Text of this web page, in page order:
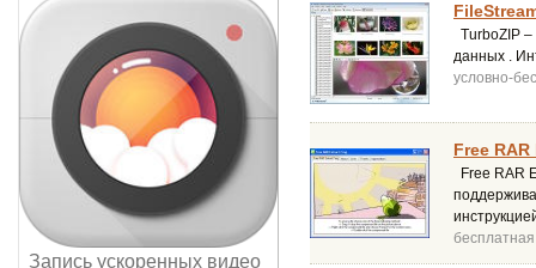
TurboZIP
данных .
условно-
Free
Free RAR
бесплатная
Запись ускоренных видео